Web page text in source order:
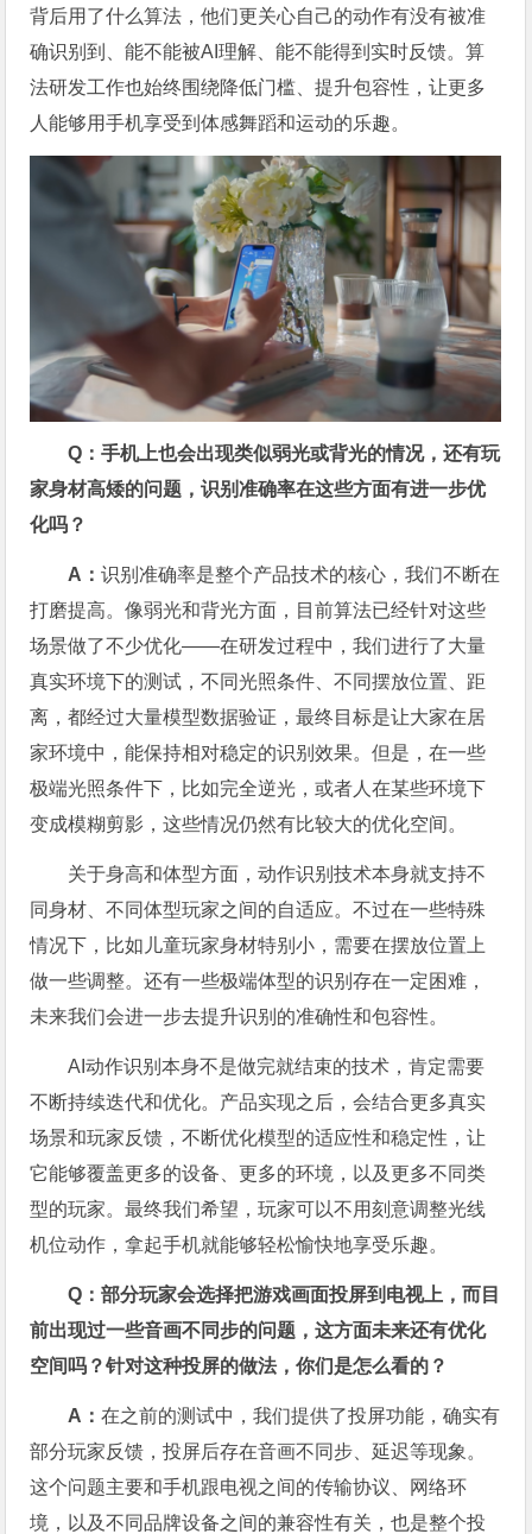
背后用了什么算法，他们更关心自己的动作有没有被准
确识别到、能不能被AI理解、能不能得到实时反馈。算
法研发工作也始终围绕降低门槛、提升包容性，让更多
人能够用手机享受到体感舞蹈和运动的乐趣。
Q：手机上也会出现类似弱光或背光的情况，还有玩
家身材高矮的问题，识别准确率在这些方面有进一步优
化吗？
A：识别准确率是整个产品技术的核心，我们不断在
打磨提高。像弱光和背光方面，目前算法已经针对这些
场景做了不少优化——在研发过程中，我们进行了大量
真实环境下的测试，不同光照条件、不同摆放位置、距
离，都经过大量模型数据验证，最终目标是让大家在居
家环境中，能保持相对稳定的识别效果。但是，在一些
极端光照条件下，比如完全逆光，或者人在某些环境下
变成模糊剪影，这些情况仍然有比较大的优化空间。
关于身高和体型方面，动作识别技术本身就支持不
同身材、不同体型玩家之间的自适应。不过在一些特殊
情况下，比如儿童玩家身材特别小，需要在摆放位置上
做一些调整。还有一些极端体型的识别存在一定困难，
未来我们会进一步去提升识别的准确性和包容性。
AI动作识别本身不是做完就结束的技术，肯定需要
不断持续迭代和优化。产品实现之后，会结合更多真实
场景和玩家反馈，不断优化模型的适应性和稳定性，让
它能够覆盖更多的设备、更多的环境，以及更多不同类
型的玩家。最终我们希望，玩家可以不用刻意调整光线
机位动作，拿起手机就能够轻松愉快地享受乐趣。
Q：部分玩家会选择把游戏画面投屏到电视上，而目
前出现过一些音画不同步的问题，这方面未来还有优化
空间吗？针对这种投屏的做法，你们是怎么看的？
A：在之前的测试中，我们提供了投屏功能，确实有
部分玩家反馈，投屏后存在音画不同步、延迟等现象。
这个问题主要和手机跟电视之间的传输协议、网络环
境，以及不同品牌设备之间的兼容性有关，也是整个投